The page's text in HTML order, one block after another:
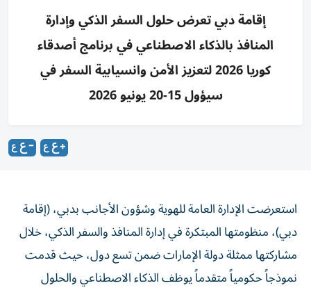
إقامة دبي تعرض حلول السفر الذكي وإدارة
المنافذ بالذكاء الاصطناعي في برنامج أصدقاء
كوريا 2026 لتعزيز الأمن وانسيابية السفر في
سيؤول 15-20 يونيو 2026
استعرضت الإدارة العامة للهوية وشؤون الأجانب بدبي، (إقامة
دبي)، منظومتها المبتكرة في إدارة المنافذ والسفر الذكي، خلال
مشاركتها ممثلة دولة الإمارات ضمن تسع دول، حيث قدمت
نموذجاً حكومياً متقدماً يوظف الذكاء الاصطناعي والحلول